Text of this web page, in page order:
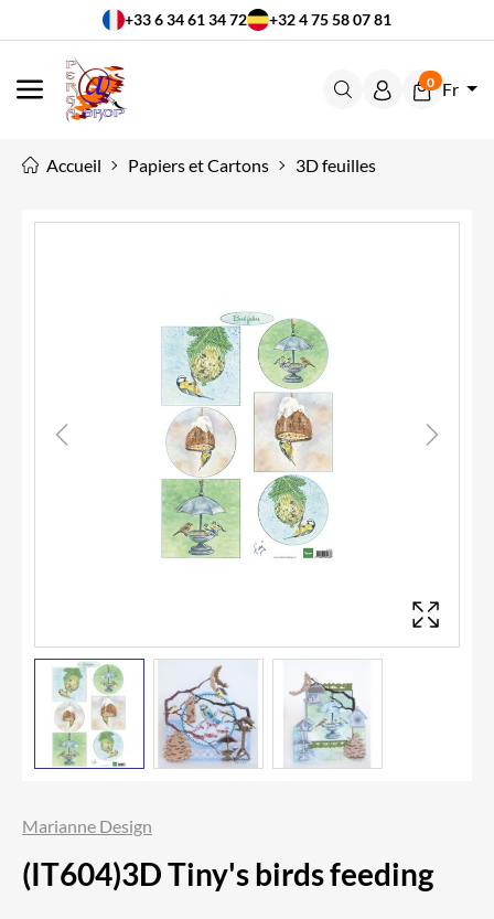
+33 6 34 61 34 72 +32 4 75 58 07 81
MENU
0 Fr
Accueil Papiers et Cartons 3D feuilles
Previous Next
Marianne Design
(IT604)3D Tiny's birds feeding